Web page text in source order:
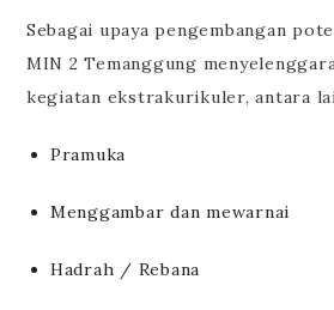
Sebagai upaya pengembangan
MIN 2 Temanggung
kegiatan ekstrakurikuler, antara
Pramuka
Menggambar dan mewarnai
Hadrah / Rebana